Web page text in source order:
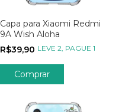
Capa para Xiaomi Redmi
9A Wish Aloha
R$39,90 LEVE 2, PAGUE 1
Comprar